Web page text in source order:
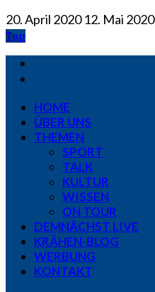
20. April 2020 12. Mai 2020
Top
HOME
ÜBER UNS
THEMEN
SPORT
TALK
KULTUR
WISSEN
ON TOUR
DEMNÄCHST LIVE
KRÄHEN-BLOG
WERBUNG
KONTAKT